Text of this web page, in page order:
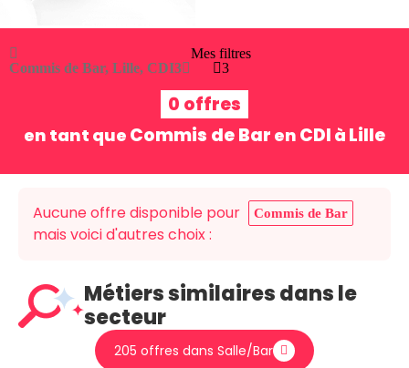
Commis de Bar, Lille, CDI3
Mes filtres
3
0 offres
en tant que Commis de Bar en CDI à Lille
Aucune offre disponible pour Commis de Bar
mais voici d'autres choix :
Métiers similaires dans le
secteur
205 offres dans Salle/Bar